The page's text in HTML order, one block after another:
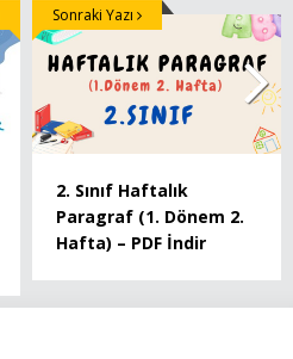
2. Sınıf Haftalık
Paragraf (1. Dönem 2.
Hafta) – PDF İndir
Sonraki Yazı